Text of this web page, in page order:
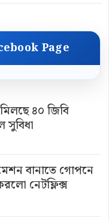
Page
৪০ জিবি
সুবিধা
বানাতে গোপনে
নেটফ্লিক্স